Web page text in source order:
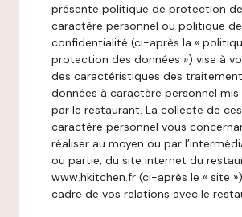
présente politique de protection
caractère personnel ou politique de
confidentialité (ci-après la «
protection des données ») vise à
des caractéristiques des
données à caractère personnel
par le restaurant. La collecte de
caractère personnel vous
réaliser au moyen ou par
ou partie, du site internet du
www.hkitchen.fr (ci-après le « site
cadre de vos relations avec le